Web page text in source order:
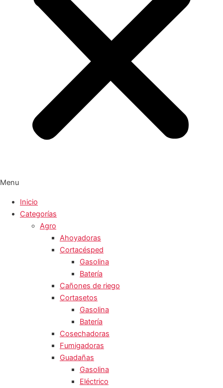
Menu
Inicio
Categorías
Agro
Ahoyadoras
Cortacésped
Gasolina
Batería
Cañones de riego
Cortasetos
Gasolina
Batería
Cosechadoras
Fumigadoras
Guadañas
Gasolina
Eléctrico